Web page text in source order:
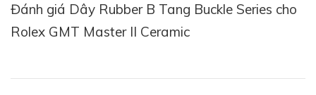
Đánh giá Dây Rubber B Tang Buckle Series cho
Rolex GMT Master II Ceramic